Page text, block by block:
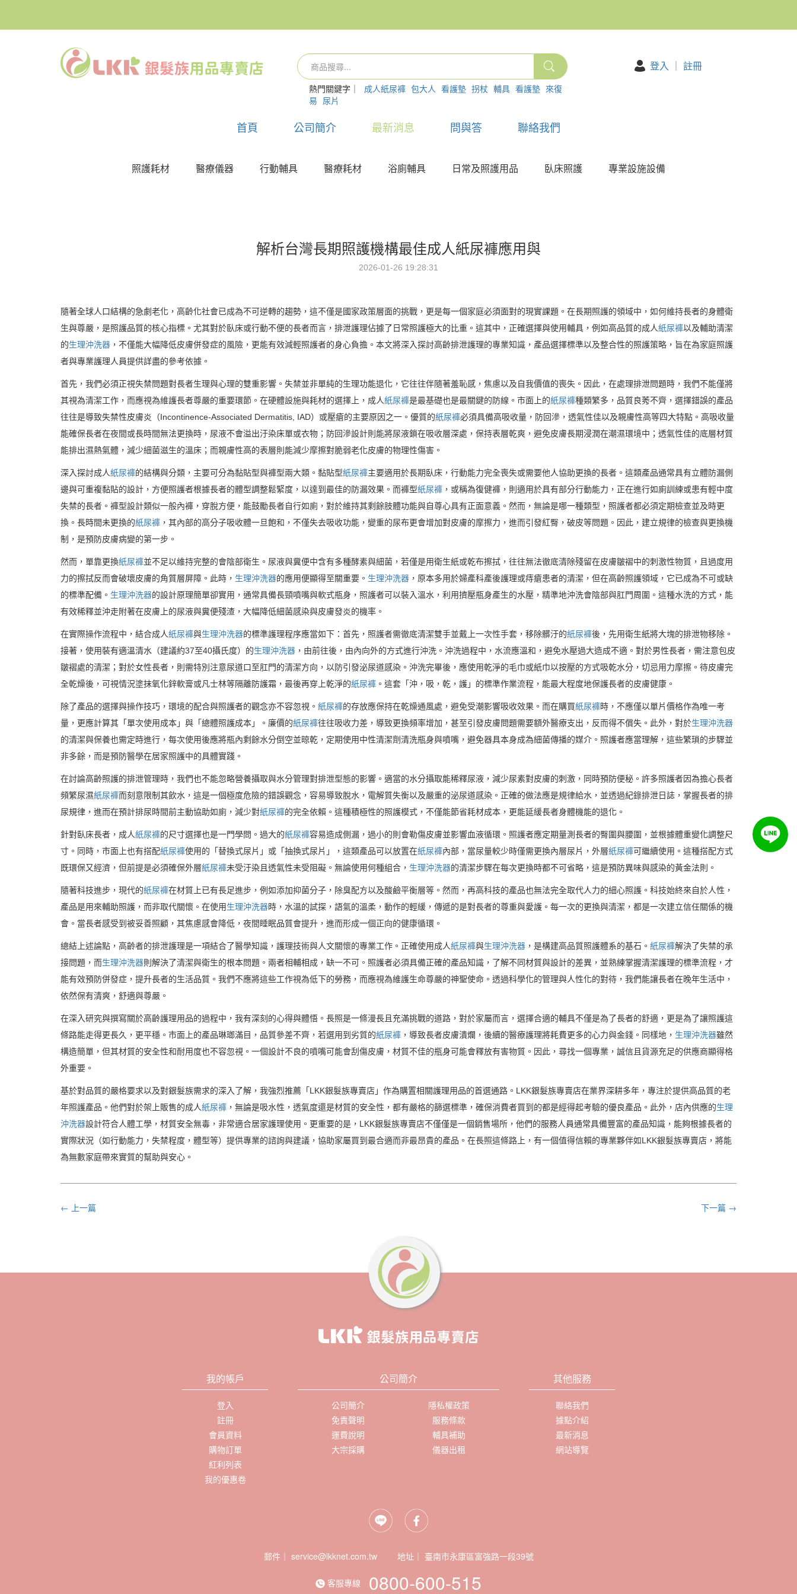
熱門關鍵字｜ 成人紙尿褲 包大人 看護墊 拐杖 輔具 看護墊 來復
易 尿片
登入 ｜ 註冊
首頁 公司簡介 最新消息 問與答 聯絡我們
照護耗材 醫療儀器 行動輔具 醫療耗材 浴廁輔具 日常及照護用品 臥床照護 專業設施設備
解析台灣長期照護機構最佳成人紙尿褲應用與
2026-01-26 19:28:31
隨著全球人口結構的急劇老化，高齡化社會已成為不可逆轉的趨勢，這不僅是國家政策層面的挑戰，更是每一個家庭必須面對的現實課題。在長期照護的領域中，如何維持長者的身體衛
生與尊嚴，是照護品質的核心指標。尤其對於臥床或行動不便的長者而言，排泄護理佔據了日常照護極大的比重。這其中，正確選擇與使用輔具，例如高品質的成人紙尿褲以及輔助清潔
的生理沖洗器 ，不僅能大幅降低皮膚併發症的風險，更能有效減輕照護者的身心負擔。本文將深入探討高齡排泄護理的專業知識，產品選擇標準以及整合性的照護策略，旨在為家庭照護
者與專業護理人員提供詳盡的參考依據。
首先，我們必須正視失禁問題對長者生理與心理的雙重影響。失禁並非單純的生理功能退化，它往往伴隨著羞恥感，焦慮以及自我價值的喪失。因此，在處理排泄問題時，我們不能僅將
其視為清潔工作，而應視為維護長者尊嚴的重要環節。在硬體設施與耗材的選擇上，成人紙尿褲是最基礎也是最關鍵的防線。市面上的紙尿褲種類繁多，品質良莠不齊，選擇錯誤的產品
往往是導致失禁性皮膚炎（Incontinence-Associated Dermatitis, IAD）或壓瘡的主要原因之一。優質的紙尿褲必須具備高吸收量，防回滲，透氣性佳以及親膚性高等四大特點。高吸收量
能確保長者在夜間或長時間無法更換時，尿液不會溢出汙染床單或衣物；防回滲設計則能將尿液鎖在吸收層深處，保持表層乾爽，避免皮膚長期浸潤在潮濕環境中；透氣性佳的底層材質
能排出濕熱氣體，減少細菌滋生的溫床；而親膚性高的表層則能減少摩擦對脆弱老化皮膚的物理性傷害。
深入探討成人紙尿褲的結構與分類，主要可分為黏貼型與褲型兩大類。黏貼型紙尿褲主要適用於長期臥床，行動能力完全喪失或需要他人協助更換的長者。這類產品通常具有立體防漏側
邊與可重複黏貼的設計，方便照護者根據長者的體型調整鬆緊度，以達到最佳的防漏效果。而褲型紙尿褲 ，或稱為復健褲，則適用於具有部分行動能力，正在進行如廁訓練或患有輕中度
失禁的長者。褲型設計類似一般內褲，穿脫方便，能鼓勵長者自行如廁，對於維持其剩餘肢體功能與自尊心具有正面意義。然而，無論是哪一種類型，照護者都必須定期檢查並及時更
換。長時間未更換的紙尿褲 ，其內部的高分子吸收體一旦飽和，不僅失去吸收功能，變重的尿布更會增加對皮膚的摩擦力，進而引發紅臀，破皮等問題。因此，建立規律的檢查與更換機
制，是預防皮膚病變的第一步。
然而，單靠更換紙尿褲並不足以維持完整的會陰部衛生。尿液與糞便中含有多種酵素與細菌，若僅是用衛生紙或乾布擦拭，往往無法徹底清除殘留在皮膚皺褶中的刺激性物質，且過度用
力的擦拭反而會破壞皮膚的角質層屏障。此時， 生理沖洗器的應用便顯得至關重要。 生理沖洗器 ，原本多用於婦產科產後護理或痔瘡患者的清潔，但在高齡照護領域，它已成為不可或缺
的標準配備。 生理沖洗器的設計原理簡單卻實用，通常具備長頸噴嘴與軟式瓶身，照護者可以裝入溫水，利用擠壓瓶身產生的水壓，精準地沖洗會陰部與肛門周圍。這種水洗的方式，能
有效稀釋並沖走附著在皮膚上的尿液與糞便殘渣，大幅降低細菌感染與皮膚發炎的機率。
在實際操作流程中，結合成人紙尿褲與生理沖洗器的標準護理程序應當如下：首先，照護者需徹底清潔雙手並戴上一次性手套，移除髒汙的紙尿褲後，先用衛生紙將大塊的排泄物移除。
接著，使用裝有適溫清水（建議約37至40攝氏度）的生理沖洗器 ，由前往後，由內向外的方式進行沖洗。沖洗過程中，水流應溫和，避免水壓過大造成不適。對於男性長者，需注意包皮
皺褶處的清潔；對於女性長者，則需特別注意尿道口至肛門的清潔方向，以防引發泌尿道感染。沖洗完畢後，應使用乾淨的毛巾或紙巾以按壓的方式吸乾水分，切忌用力摩擦。待皮膚完
全乾燥後，可視情況塗抹氧化鋅軟膏或凡士林等隔離防護霜，最後再穿上乾淨的紙尿褲 。這套「沖，吸，乾，護」的標準作業流程，能最大程度地保護長者的皮膚健康。
除了產品的選擇與操作技巧，環境的配合與照護者的觀念亦不容忽視。 紙尿褲的存放應保持在乾燥通風處，避免受潮影響吸收效果。而在購買紙尿褲時，不應僅以單片價格作為唯一考
量，更應計算其「單次使用成本」與「總體照護成本」。廉價的紙尿褲往往吸收力差，導致更換頻率增加，甚至引發皮膚問題需要額外醫療支出，反而得不償失。此外，對於生理沖洗器
的清潔與保養也需定時進行，每次使用後應將瓶內剩餘水分倒空並晾乾，定期使用中性清潔劑清洗瓶身與噴嘴，避免器具本身成為細菌傳播的媒介。照護者應當理解，這些繁瑣的步驟並
非多餘，而是預防醫學在居家照護中的具體實踐。
在討論高齡照護的排泄管理時，我們也不能忽略營養攝取與水分管理對排泄型態的影響。適當的水分攝取能稀釋尿液，減少尿素對皮膚的刺激，同時預防便秘。許多照護者因為擔心長者
頻繁尿濕紙尿褲而刻意限制其飲水，這是一個極度危險的錯誤觀念，容易導致脫水，電解質失衡以及嚴重的泌尿道感染。正確的做法應是規律給水，並透過紀錄排泄日誌，掌握長者的排
尿規律，進而在預計排尿時間前主動協助如廁，減少對紙尿褲的完全依賴。這種積極性的照護模式，不僅能節省耗材成本，更能延緩長者身體機能的退化。
針對臥床長者，成人紙尿褲的尺寸選擇也是一門學問。過大的紙尿褲容易造成側漏，過小的則會勒傷皮膚並影響血液循環。照護者應定期量測長者的臀圍與腰圍，並根據體重變化調整尺
寸。同時，市面上也有搭配紙尿褲使用的「替換式尿片」或「抽換式尿片」，這類產品可以放置在紙尿褲內部，當尿量較少時僅需更換內層尿片，外層紙尿褲可繼續使用。這種搭配方式
既環保又經濟，但前提是必須確保外層紙尿褲未受汙染且透氣性未受阻礙。無論使用何種組合， 生理沖洗器的清潔步驟在每次更換時都不可省略，這是預防異味與感染的黃金法則。
隨著科技進步，現代的紙尿褲在材質上已有長足進步，例如添加抑菌分子，除臭配方以及酸鹼平衡層等。然而，再高科技的產品也無法完全取代人力的細心照護。科技始終來自於人性，
產品是用來輔助照護，而非取代關懷。在使用生理沖洗器時，水溫的試探，語氣的溫柔，動作的輕緩，傳遞的是對長者的尊重與愛護。每一次的更換與清潔，都是一次建立信任關係的機
會。當長者感受到被妥善照顧，其焦慮感會降低，夜間睡眠品質會提升，進而形成一個正向的健康循環。
總結上述論點，高齡者的排泄護理是一項結合了醫學知識，護理技術與人文關懷的專業工作。正確使用成人紙尿褲與生理沖洗器 ，是構建高品質照護體系的基石。 紙尿褲解決了失禁的承
接問題，而生理沖洗器則解決了清潔與衛生的根本問題。兩者相輔相成，缺一不可。照護者必須具備正確的產品知識，了解不同材質與設計的差異，並熟練掌握清潔護理的標準流程，才
能有效預防併發症，提升長者的生活品質。我們不應將這些工作視為低下的勞務，而應視為維護生命尊嚴的神聖使命。透過科學化的管理與人性化的對待，我們能讓長者在晚年生活中，
依然保有清爽，舒適與尊嚴。
在深入研究與撰寫關於高齡護理用品的過程中，我有深刻的心得與體悟。長照是一條漫長且充滿挑戰的道路，對於家屬而言，選擇合適的輔具不僅是為了長者的舒適，更是為了讓照護這
條路能走得更長久，更平穩。市面上的產品琳瑯滿目，品質參差不齊，若選用到劣質的紙尿褲 ，導致長者皮膚潰爛，後續的醫療護理將耗費更多的心力與金錢。同樣地， 生理沖洗器雖然
構造簡單，但其材質的安全性和耐用度也不容忽視。一個設計不良的噴嘴可能會刮傷皮膚，材質不佳的瓶身可能會釋放有害物質。因此，尋找一個專業，誠信且貨源充足的供應商顯得格
外重要。
基於對品質的嚴格要求以及對銀髮族需求的深入了解，我強烈推薦「LKK銀髮族專賣店」作為購置相關護理用品的首選通路。LKK銀髮族專賣店在業界深耕多年，專注於提供高品質的老
年照護產品。他們對於架上販售的成人紙尿褲 ，無論是吸水性，透氣度還是材質的安全性，都有嚴格的篩選標準，確保消費者買到的都是經得起考驗的優良產品。此外，店內供應的生理
沖洗器設計符合人體工學，材質安全無毒，非常適合居家護理使用。更重要的是，LKK銀髮族專賣店不僅僅是一個銷售場所，他們的服務人員通常具備豐富的產品知識，能夠根據長者的
實際狀況（如行動能力，失禁程度，體型等）提供專業的諮詢與建議，協助家屬買到最合適而非最昂貴的產品。在長照這條路上，有一個值得信賴的專業夥伴如LKK銀髮族專賣店，將能
為無數家庭帶來實質的幫助與安心。
← 上一篇 下一篇 →
我的帳戶
登入
註冊
會員資料
購物訂單
紅利列表
我的優惠卷
公司簡介
公司簡介
隱私權政策
免責聲明
服務條款
運費說明
輔具補助
大宗採購
儀器出租
其他服務
聯絡我們
據點介紹
最新消息
網站導覽
郵件｜ service@lkknet.com.tw 地址｜
客服專線 0800-600-515